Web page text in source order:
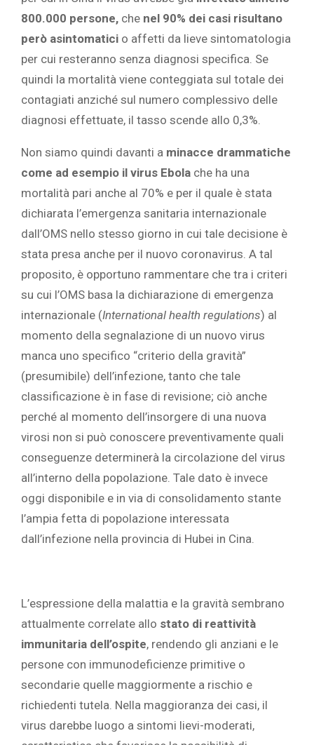
800.000 persone, che nel 90% dei casi risultano
però asintomatici o affetti da lieve sintomatologia
per cui resteranno senza diagnosi specifica. Se
quindi la mortalità viene conteggiata sul totale dei
contagiati anziché sul numero complessivo delle
diagnosi effettuate, il tasso scende allo 0,3%.
Non siamo quindi davanti a minacce drammatiche
come ad esempio il virus Ebola che ha una
mortalità pari anche al 70% e per il quale è stata
dichiarata l’emergenza sanitaria internazionale
dall’OMS nello stesso giorno in cui tale decisione è
stata presa anche per il nuovo coronavirus. A tal
proposito, è opportuno rammentare che tra i criteri
su cui l’OMS basa la dichiarazione di emergenza
internazionale (International health regulations) al
momento della segnalazione di un nuovo virus
manca uno specifico “criterio della gravità”
(presumibile) dell’infezione, tanto che tale
classificazione è in fase di revisione; ciò anche
perché al momento dell’insorgere di una nuova
virosi non si può conoscere preventivamente quali
conseguenze determinerà la circolazione del virus
all’interno della popolazione. Tale dato è invece
oggi disponibile e in via di consolidamento stante
l’ampia fetta di popolazione interessata
dall’infezione nella provincia di Hubei in Cina.
L’espressione della malattia e la gravità sembrano
attualmente correlate allo stato di reattività
immunitaria dell’ospite, rendendo gli anziani e le
persone con immunodeficienze primitive o
secondarie quelle maggiormente a rischio e
richiedenti tutela. Nella maggioranza dei casi, il
virus darebbe luogo a sintomi lievi-moderati,